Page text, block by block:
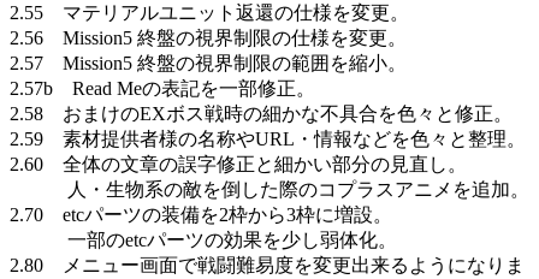
2.55 マテリアルユニット返還の仕様を変更。
2.56 Mission5 終盤の視界制限の仕様を変更。
2.57 Mission5 終盤の視界制限の範囲を縮小。
2.57b Read Meの表記を一部修正。
2.58 おまけのEXボス戦時の細かな不具合を色々と修正。
2.59 素材提供者様の名称やURL・情報などを色々と整理。
2.60 全体の文章の誤字修正と細かい部分の見直し。
人・生物系の敵を倒した際のコプラスアニメを追加。
2.70 etcパーツの装備を2枠から3枠に増設。
一部のetcパーツの効果を少し弱体化。
2.80 メニュー画面で戦闘難易度を変更出来るようになりま